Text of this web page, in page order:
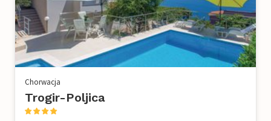
Chorwacja
Trogir-Poljica